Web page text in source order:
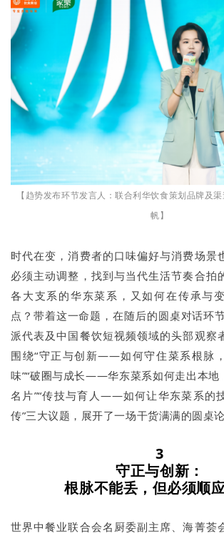
【趋势发布环节发言人：联合利华饮食策划品牌及
帆】
时代在变，消费者的口味偏好与消费场景
必须主动调整，找到与当代生活节奏合拍
各大支系的华东菜系，又如何在传承与
点？带着这一命题，在随后的圆桌对话环
派代表及中国餐饮短视频领域的头部观察
围绕“守正与创新——如何守住菜系根脉
味”“破圈与成长——华东菜系如何走出本地
名片”“传技与育人——如何让华东菜系的
传”三大议题，展开了一场干货满满的圆桌论
3
守正与创新：
根脉不能丢，但必须顺
世界中餐业联合会名厨委副主席、海菁荟